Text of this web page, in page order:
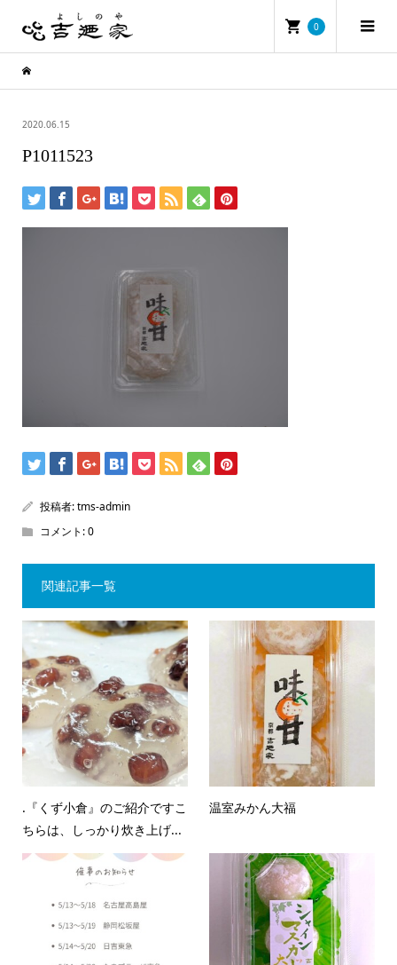
0
2020.06.15
P1011523
投稿者:tms-admin
コメント:0
関連記事一覧
.『くず小倉』のご紹介ですこ
ちらは、しっかり炊き上げ...
温室みかん大福